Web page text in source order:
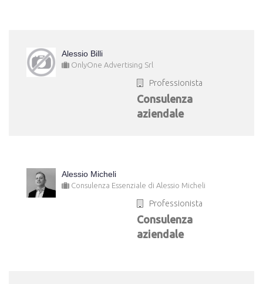
Alessio Billi
OnlyOne Advertising Srl
Professionista
Consulenza
aziendale
Alessio Micheli
Consulenza Essenziale di Alessio Micheli
Professionista
Consulenza
aziendale